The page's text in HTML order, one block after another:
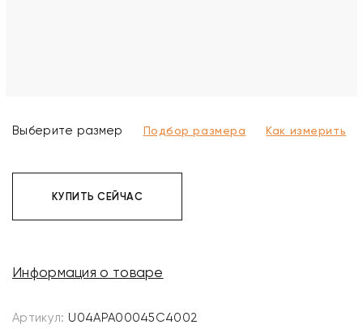
Выберите размер Подбор размера Как измерить
КУПИТЬ СЕЙЧАС
Информация о товаре
Артикул: U04APA00045C4002